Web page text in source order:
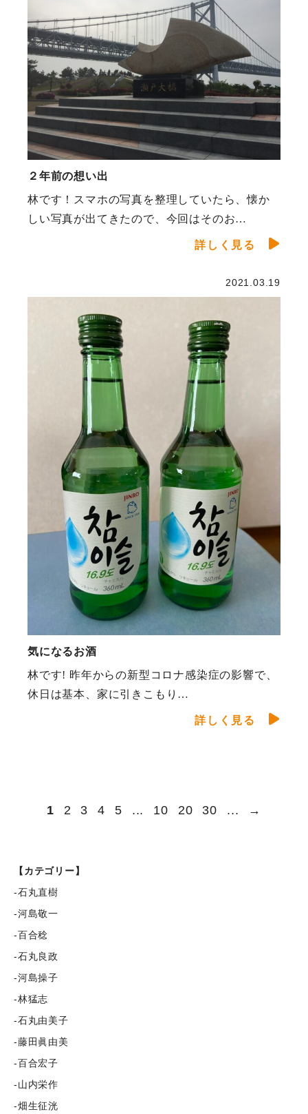
２年前の想い出
林です！スマホの写真を整理していたら、懐か
しい写真が出てきたので、今回はそのお…
詳しく見る
2021.03.19
気になるお酒
林です! 昨年からの新型コロナ感染症の影響で、
休日は基本、家に引きこもり…
詳しく見る
1 2 3 4 5 ... 10 20 30 ... →
【カテゴリー】
-石丸直樹
-河島敬一
-百合稔
-石丸良政
-河島操子
-林猛志
-石丸由美子
-藤田眞由美
-百合宏子
-山内栄作
-畑生征洸